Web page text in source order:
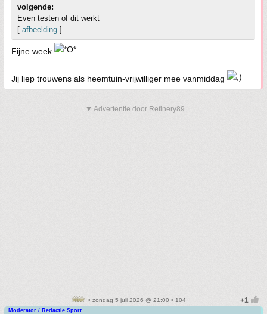
volgende:
Even testen of dit werkt
[ afbeelding ]
Fijne week
Jij liep trouwens als heemtuin-vrijwilliger mee vanmiddag
▼ Advertentie door Refinery89
• zondag 5 juli 2026 @ 21:00 • 104
Moderator / Redactie Sport